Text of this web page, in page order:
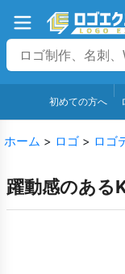
初めての方へ
ホーム > ロゴ > ロゴ
躍動感のある